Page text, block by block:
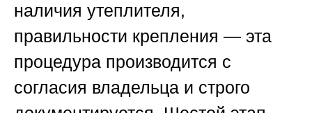
наличия утеплителя,
правильности крепления — эта
процедура производится с
согласия владельца и строго